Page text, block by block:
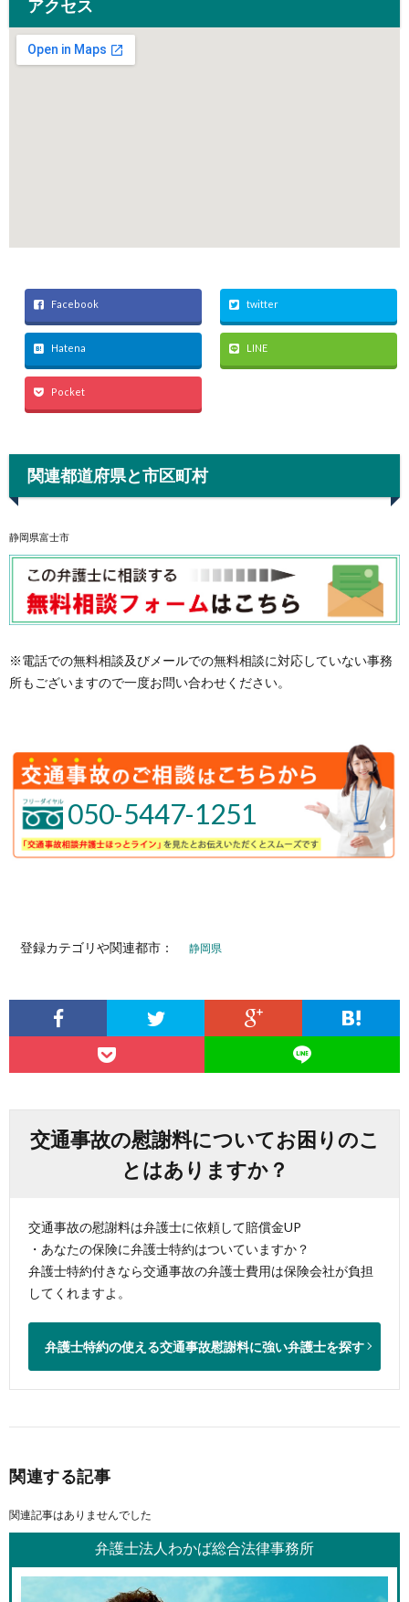
アクセス
Facebook twitter
Hatena LINE
Pocket
関連都道府県と市区町村
静岡県富士市
※電話での無料相談及びメールでの無料相談に対応していない事務
所もございますので一度お問い合わせください。
050-5447-1251
登録カテゴリや関連都市： 静岡県
交通事故の慰謝料についてお困りのこ
とはありますか？
交通事故の慰謝料は弁護士に依頼して賠償金UP
・あなたの保険に弁護士特約はついていますか？
弁護士特約付きなら交通事故の弁護士費用は保険会社が負担
してくれますよ。
弁護士特約の使える交通事故慰謝料に強い弁護士を探す
関連する記事
関連記事はありませんでした
弁護士法人わかば総合法律事務所